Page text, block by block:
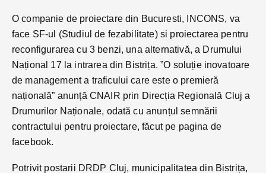
O companie de proiectare din Bucuresti, INCONS, va
face SF-ul (Studiul de fezabilitate) si proiectarea pentru
reconfigurarea cu 3 benzi, una alternativă, a Drumului
Național 17 la intrarea din Bistrița. ”O soluție inovatoare
de management a traficului care este o premieră
națională” anunță CNAIR prin Direcția Regională Cluj a
Drumurilor Naționale, odată cu anunțul semnării
contractului pentru proiectare, făcut pe pagina de
facebook.
Potrivit postarii DRDP Cluj, municipalitatea din Bistrița,